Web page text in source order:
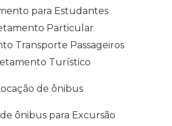
para Estudantes
Particular
Transporte Passageiros
Turístico
de ônibus
ônibus para Excursão